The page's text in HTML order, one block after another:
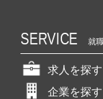
SERVICE 就
求人を探す
企業を探す